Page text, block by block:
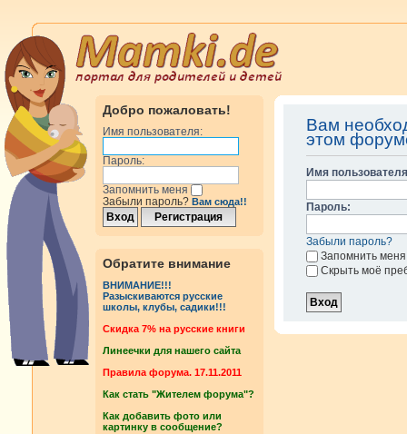
Добро пожаловать!
Имя пользователя:
Пароль:
Запомнить меня
Забыли пароль? Вам сюда!!
Обратите внимание
ВНИМАНИЕ!!!
Разыскиваются русские
школы, клубы, садики!!!
Cкидка 7% на русские книги
Линеечки для нашего сайта
Правила форума. 17.11.2011
Как стать "Жителем форума"?
Как добавить фото или
картинку в сообщение?
Вам
этом
Имя
Пароль:
Забыли пароль?
Запомнить меня
Скрыть моё